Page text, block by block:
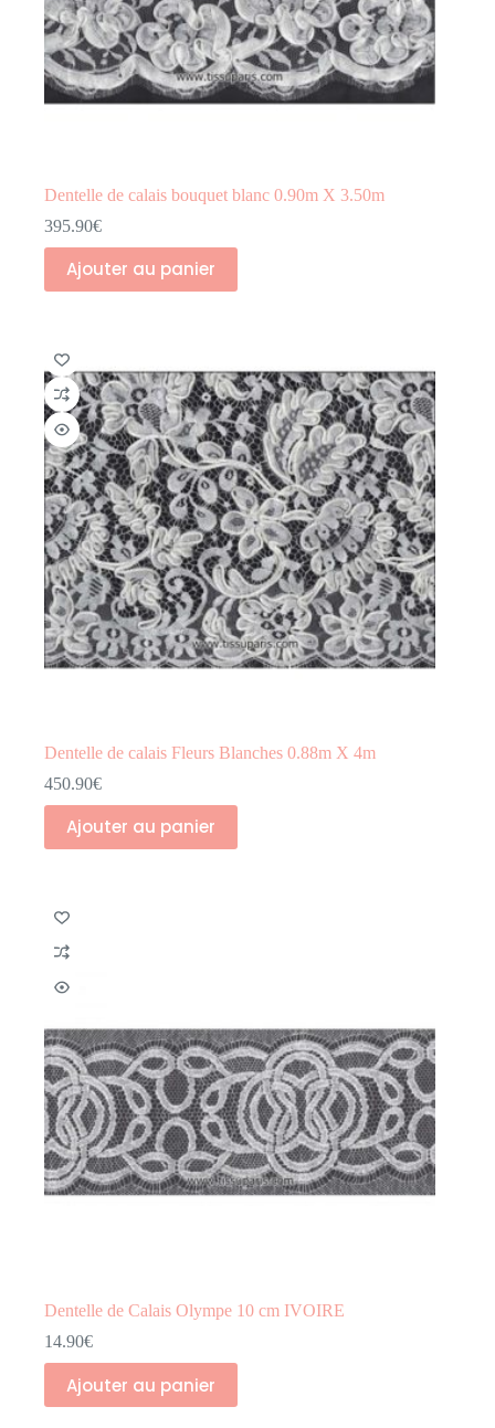
Dentelle de calais bouquet blanc 0.90m X 3.50m
395.90€
Ajouter au panier
Dentelle de calais Fleurs Blanches 0.88m X 4m
450.90€
Ajouter au panier
Dentelle de Calais Olympe 10 cm IVOIRE
14.90€
Ajouter au panier